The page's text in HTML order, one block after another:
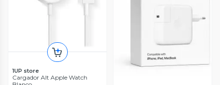
1UP store
Cargador Alt Apple Watch